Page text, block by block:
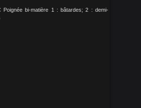
Poignée bi-matière 1 : bâtardes; 2 : demi-